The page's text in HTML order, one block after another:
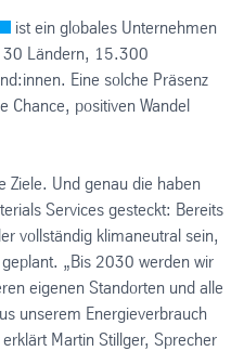
ist ein globales Unternehmen
30 Ländern, 15.300
Eine solche Präsenz
Chance, positiven Wandel
Ziele. Und genau die haben
Services gesteckt: Bereits
vollständig klimaneutral sein,
„Bis 2030 werden wir
eigenen Standorten und alle
unserem Energieverbrauch
Martin Stillger, Sprecher